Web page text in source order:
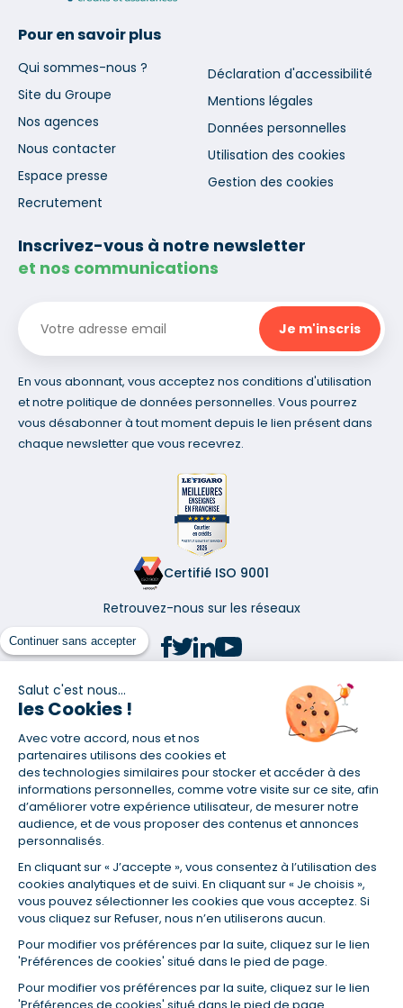
Continuer sans accepter
Salut c'est nous...
les Cookies !
Avec votre accord, nous et nos
partenaires utilisons des cookies et
des technologies similaires pour stocker et accéder à des
informations personnelles, comme votre visite sur ce site, afin
d’améliorer votre expérience utilisateur, de mesurer notre
audience, et de vous proposer des contenus et annonces
personnalisés.
En cliquant sur « J’accepte », vous consentez à l’utilisation des
cookies analytiques et de suivi. En cliquant sur « Je choisis »,
vous pouvez sélectionner les cookies que vous acceptez. Si
vous cliquez sur Refuser, nous n’en utiliserons aucun.
Pour modifier vos préférences par la suite, cliquez sur le lien
'Préférences de cookies' situé dans le pied de page.
Pour modifier vos préférences par la suite, cliquez sur le lien
'Préférences de cookies' situé dans le pied de page.
Pour en savoir plus
Qui sommes-nous ?
Site du Groupe
Nos agences
Nous contacter
Espace presse
Recrutement
Déclaration d'accessibilité
Mentions légales
Données personnelles
Utilisation des cookies
Gestion des cookies
Inscrivez-vous à notre newsletter
et nos communications
En vous abonnant, vous acceptez nos conditions d'utilisation
et notre politique de données personnelles. Vous pourrez
vous désabonner à tout moment depuis le lien présent dans
chaque newsletter que vous recevrez.
Certifié ISO 9001
Retrouvez-nous sur les réseaux
(1) Taux fixe national hors assurance et selon votre profil
(2) Économie de 65 % pour l'assurance d'un prêt amortissable de 330
457,23 € à 0,90 % sur 19,5 ans, accordé à un salarié non cadre assuré à
100 % (décès, PTIA, IPP, ITT, IPP) âgé de 36 ans fumeur et une personne
salariée non cadre assurée à 100 % (décès, PTIA, IPP, ITT, IPP) âgée de 35
ans et non-fumeur, tous deux sans risque médical connu. Au
14/07/2019, coût de l'assurance proposée par la banque 179,08 €/mois
en moyenne contre 64,60 €/mois en moyenne au 14/07/2022 avec
Empruntis.com (TAEA : 0,44 %, coût total de l'assurance : 15 117,65 €).
(3) Taux minimum pour un crédit consommation d'un montant fixé entre
5 000 et 20 000 euros, selon profil et durée.
(4) La diminution du montant des mensualités entraîne l'allongement
de la durée de remboursement ainsi que la hausse du coût total du
(5) Banques de réseau, mutualistes, spécialisées, directions
régionales, organismes de crédit selon votre profil et votre demande.
Mutuelles, compagnies et courtiers d'assurances. Selon votre profil et
votre demande.